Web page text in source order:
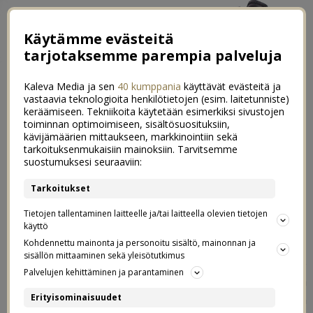
2x herkulliset reseptit jääkaapin
jämävihanneksista
Kaupallinen yhteistyö:Apetina
Kesäisin me ollaan oikeita vihanneshirmuja. Toki me
syödään vihanneksia ympäri vuoden runsaasti, mutta
kesällä tulee suorastaan hullaannuttua kotimaisten
Käytämme evästeitä
tarjotaksemme parempia palveluja
Kaleva Media ja sen 40 kumppania käyttävät evästeitä ja
vastaavia teknologioita henkilötietojen (esim. laitetunniste)
keräämiseen. Tekniikoita käytetään esimerkiksi sivustojen
toiminnan optimoimiseen, sisältösuosituksiin,
kävijämäärien mittaukseen, markkinointiin sekä
tarkoituksenmukaisiin mainoksiin. Tarvitsemme
suostumuksesi seuraaviin:
Tarkoitukset
Tietojen tallentaminen laitteelle ja/tai laitteella olevien tietojen
käyttö
Kohdennettu mainonta ja personoitu sisältö, mainonnan ja
sisällön mittaaminen sekä yleisötutkimus
Palvelujen kehittäminen ja parantaminen
Erityisominaisuudet